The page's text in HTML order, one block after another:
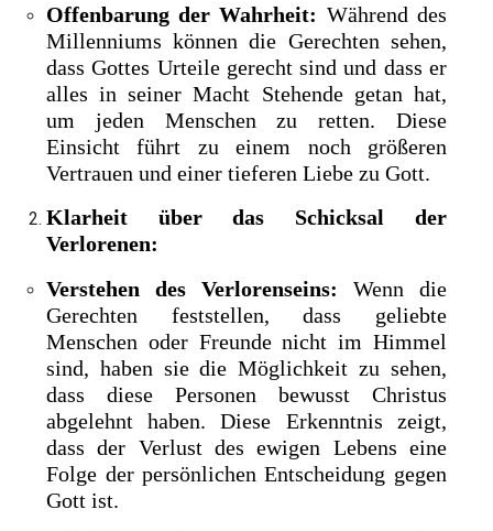
Offenbarung der Wahrheit: Während des
Millenniums können die Gerechten sehen,
dass Gottes Urteile gerecht sind und dass er
alles in seiner Macht Stehende getan hat,
um jeden Menschen zu retten. Diese
Einsicht führt zu einem noch größeren
Vertrauen und einer tieferen Liebe zu Gott.
Klarheit über das Schicksal der
Verlorenen:
Verstehen des Verlorenseins: Wenn die
Gerechten feststellen, dass geliebte
Menschen oder Freunde nicht im Himmel
sind, haben sie die Möglichkeit zu sehen,
dass diese Personen bewusst Christus
abgelehnt haben. Diese Erkenntnis zeigt,
dass der Verlust des ewigen Lebens eine
Folge der persönlichen Entscheidung gegen
Gott ist.